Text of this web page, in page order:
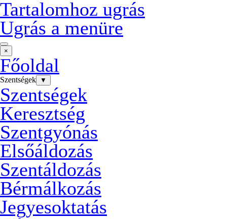
Tartalomhoz ugrás
Ugrás a menüre
×
Főoldal
Szentségek ▼
Szentségek
Keresztség
Szentgyónás
Elsőáldozás
Szentáldozás
Bérmálkozás
Jegyesoktatás